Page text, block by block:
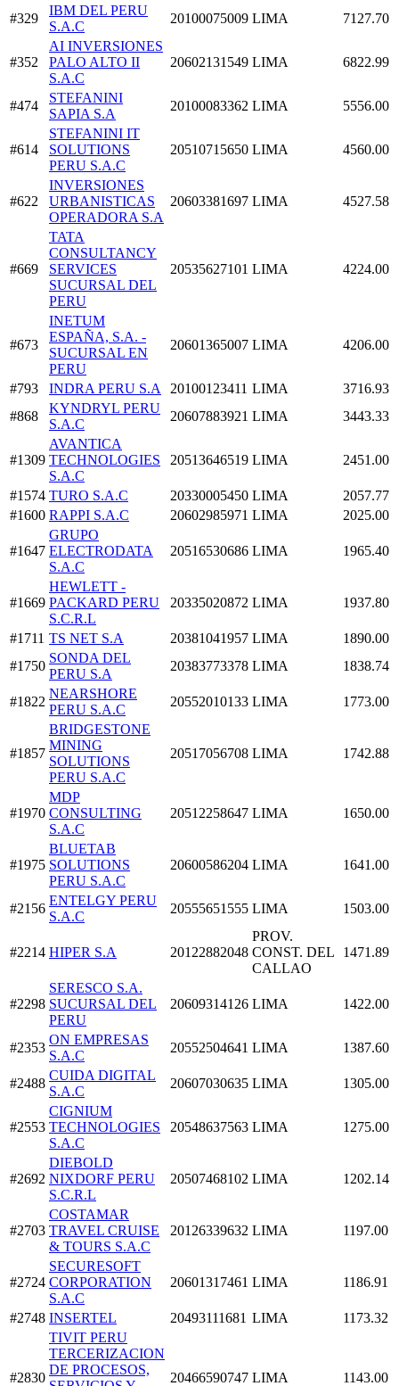
#329
IBM DEL PERU
S.A.C
20100075009 LIMA 7127.70
#352
AI INVERSIONES
PALO ALTO II
S.A.C
20602131549 LIMA 6822.99
#474
STEFANINI
SAPIA S.A
20100083362 LIMA 5556.00
#614
STEFANINI IT
SOLUTIONS
PERU S.A.C
20510715650 LIMA 4560.00
#622
INVERSIONES
URBANISTICAS
OPERADORA S.A
20603381697 LIMA 4527.58
#669
TATA
CONSULTANCY
SERVICES
SUCURSAL DEL
PERU
20535627101 LIMA 4224.00
#673
INETUM
ESPAÑA, S.A. -
SUCURSAL EN
PERU
20601365007 LIMA 4206.00
#793 INDRA PERU S.A 20100123411 LIMA
3716.93
#868
KYNDRYL PERU
S.A.C
20607883921 LIMA 3443.33
#1309
AVANTICA
TECHNOLOGIES
S.A.C
20513646519 LIMA 2451.00
#1574 TURO S.A.C 20330005450 LIMA
2057.77
#1600 RAPPI S.A.C 20602985971 LIMA 2025.00
#1647
GRUPO
ELECTRODATA
S.A.C
20516530686 LIMA 1965.40
#1669
HEWLETT -
PACKARD PERU
S.C.R.L
20335020872 LIMA 1937.80
#1711 TS NET S.A 20381041957 LIMA
1890.00
#1750
SONDA DEL
PERU S.A
20383773378 LIMA 1838.74
#1822
NEARSHORE
PERU S.A.C
20552010133 LIMA 1773.00
#1857
BRIDGESTONE
MINING
SOLUTIONS
PERU S.A.C
20517056708 LIMA 1742.88
#1970
MDP
CONSULTING
S.A.C
20512258647 LIMA 1650.00
#1975
BLUETAB
SOLUTIONS
PERU S.A.C
20600586204 LIMA 1641.00
#2156
ENTELGY PERU
S.A.C
20555651555 LIMA 1503.00
#2214 HIPER S.A 20122882048
PROV.
CONST. DEL
CALLAO
1471.89
#2298
SERESCO S.A.
SUCURSAL DEL
PERU
20609314126 LIMA 1422.00
#2353
ON EMPRESAS
S.A.C
20552504641 LIMA 1387.60
#2488
CUIDA DIGITAL
S.A.C
20607030635 LIMA 1305.00
#2553
CIGNIUM
TECHNOLOGIES
S.A.C
20548637563 LIMA 1275.00
#2692
DIEBOLD
NIXDORF PERU
S.C.R.L
20507468102 LIMA 1202.14
#2703
COSTAMAR
TRAVEL CRUISE
& TOURS S.A.C
20126339632 LIMA 1197.00
#2724
SECURESOFT
CORPORATION
S.A.C
20601317461 LIMA 1186.91
#2748 INSERTEL 20493111681 LIMA 1173.32
#2830
TIVIT PERU
TERCERIZACION
DE PROCESOS,
20466590747 LIMA 1143.00